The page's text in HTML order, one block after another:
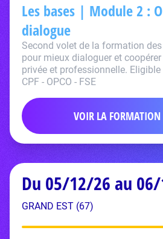
Les bases | Module 2 :
dialogue
Second volet de la formation
pour mieux dialoguer et
privée et professionnelle.
CPF - OPCO - FSE
VOIR LA FORMATION
Du 05/12/26 au
GRAND EST (67)